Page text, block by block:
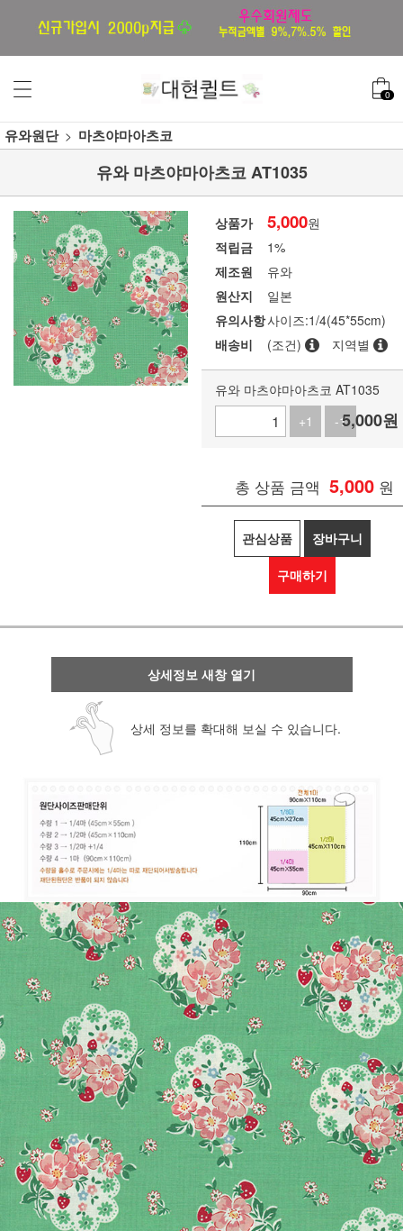
0
유와원단 마츠야마아츠코
유와 마츠야마아츠코 AT1035
상품가 5,000원
적립금
1%
제조원
유와
원산지
일본
유의사항사이즈:1/4(45*55cm)
배송비
(조건) 지역별
유와 마츠야마아츠코 AT1035
+1
-15,000원
총 상품 금액 5,000 원
관심상품 장바구니
구매하기
상세정보 새창 열기
상세 정보를 확대해 보실 수 있습니다.